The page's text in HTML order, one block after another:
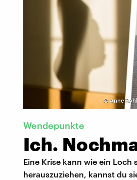
©Anne
Wendepunkte
Ich.
Eine Krise kann wie ein
herauszuziehen, kannst du